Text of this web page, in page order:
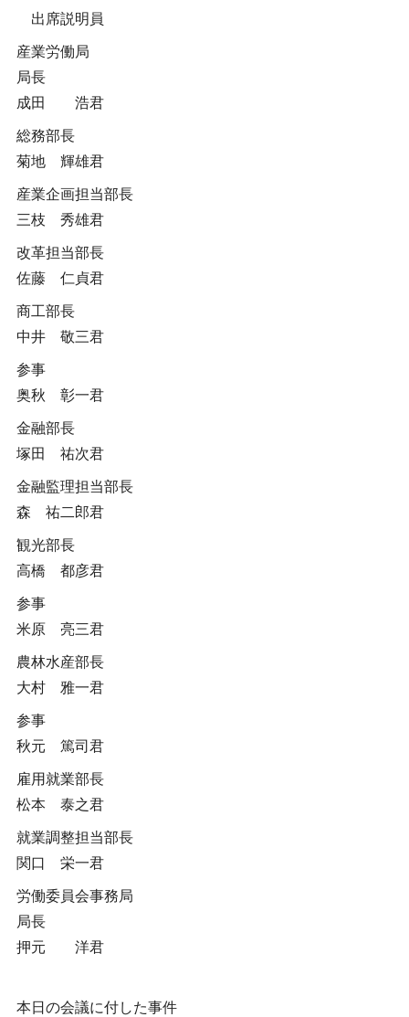
出席説明員
産業労働局
局長
成田 浩君
総務部長
菊地 輝雄君
産業企画担当部長
三枝 秀雄君
改革担当部長
佐藤 仁貞君
商工部長
中井 敬三君
参事
奥秋 彰一君
金融部長
塚田 祐次君
金融監理担当部長
森 祐二郎君
観光部長
高橋 都彦君
参事
米原 亮三君
農林水産部長
大村 雅一君
参事
秋元 篤司君
雇用就業部長
松本 泰之君
就業調整担当部長
関口 栄一君
労働委員会事務局
局長
押元 洋君
本日の会議に付した事件